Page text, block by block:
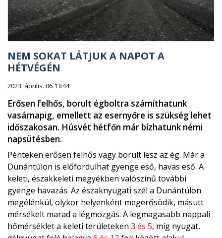
NEM SOKAT LÁTJUK A NAPOT A
HÉTVÉGÉN
2023. április. 06 13:44
Erősen felhős, borult égboltra számíthatunk
vasárnapig, emellett az esernyőre is szükség lehet
időszakosan. Húsvét hétfőn már bízhatunk némi
napsütésben.
Pénteken erősen felhős vagy borult lesz az ég. Már a
Dunántúlon is előfordulhat gyenge eső, havas eső. A
keleti, északkeleti megyékben valószínű további
gyenge havazás. Az északnyugati szél a Dunántúlon
megélénkül, olykor helyenként megerősödik, másutt
mérsékelt marad a légmozgás. A legmagasabb nappali
hőmérséklet a keleti területeken 3 és 5, míg nyugat,